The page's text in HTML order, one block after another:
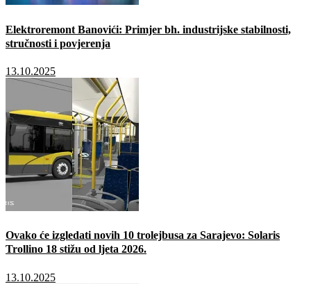
Elektroremont Banovići: Primjer bh. industrijske stabilnosti,
stručnosti i povjerenja
13.10.2025
Ovako će izgledati novih 10 trolejbusa za Sarajevo: Solaris
Trollino 18 stižu od ljeta 2026.
13.10.2025